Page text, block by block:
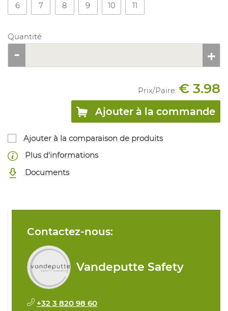
6
7 8 9 10 11
Quantité
Prix/Paire: € 3.98
Ajouter à la commande
Ajouter à la comparaison de produits
Plus d'informations
Documents
Contactez-nous:
Vandeputte Safety
+32 3 820 98 60